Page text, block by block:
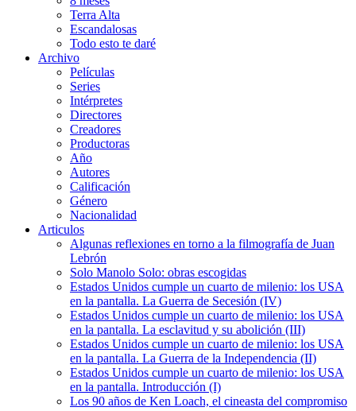
Terra Alta
Escandalosas
Todo esto te daré
Archivo
Películas
Series
Intérpretes
Directores
Creadores
Productoras
Año
Autores
Calificación
Género
Nacionalidad
Articulos
Algunas reflexiones en torno a la filmografía de Juan
Lebrón
Solo Manolo Solo: obras escogidas
Estados Unidos cumple un cuarto de milenio: los USA
en la pantalla. La Guerra de Secesión (IV)
Estados Unidos cumple un cuarto de milenio: los USA
en la pantalla. La esclavitud y su abolición (III)
Estados Unidos cumple un cuarto de milenio: los USA
en la pantalla. La Guerra de la Independencia (II)
Estados Unidos cumple un cuarto de milenio: los USA
en la pantalla. Introducción (I)
Los 90 años de Ken Loach, el cineasta del compromiso